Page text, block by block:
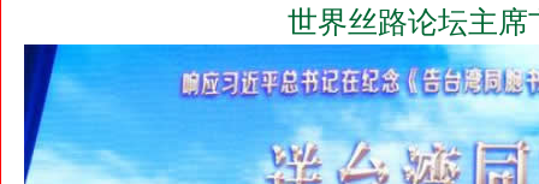
世界丝路论坛主席